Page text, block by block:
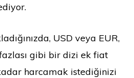
USD veya EUR,
gibi bir dizi ek fiat
harcamak istediğinizi